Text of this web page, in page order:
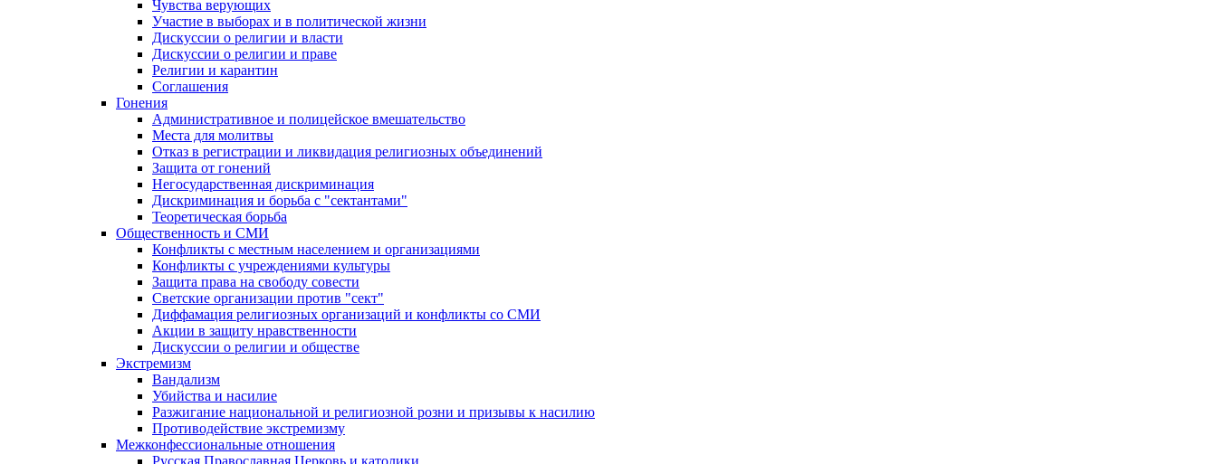
Чувства верующих
Участие в выборах и в политической жизни
Дискуссии о религии и власти
Дискуссии о религии и праве
Религии и карантин
Соглашения
Гонения
Административное и полицейское вмешательство
Места для молитвы
Отказ в регистрации и ликвидация религиозных объединений
Защита от гонений
Негосударственная дискриминация
Дискриминация и борьба с "сектантами"
Теоретическая борьба
Общественность и СМИ
Конфликты с местным населением и организациями
Конфликты с учреждениями культуры
Защита права на свободу совести
Светские организации против "сект"
Диффамация религиозных организаций и конфликты со СМИ
Акции в защиту нравственности
Дискуссии о религии и обществе
Экстремизм
Вандализм
Убийства и насилие
Разжигание национальной и религиозной розни и призывы к насилию
Противодействие экстремизму
Межконфессиональные отношения